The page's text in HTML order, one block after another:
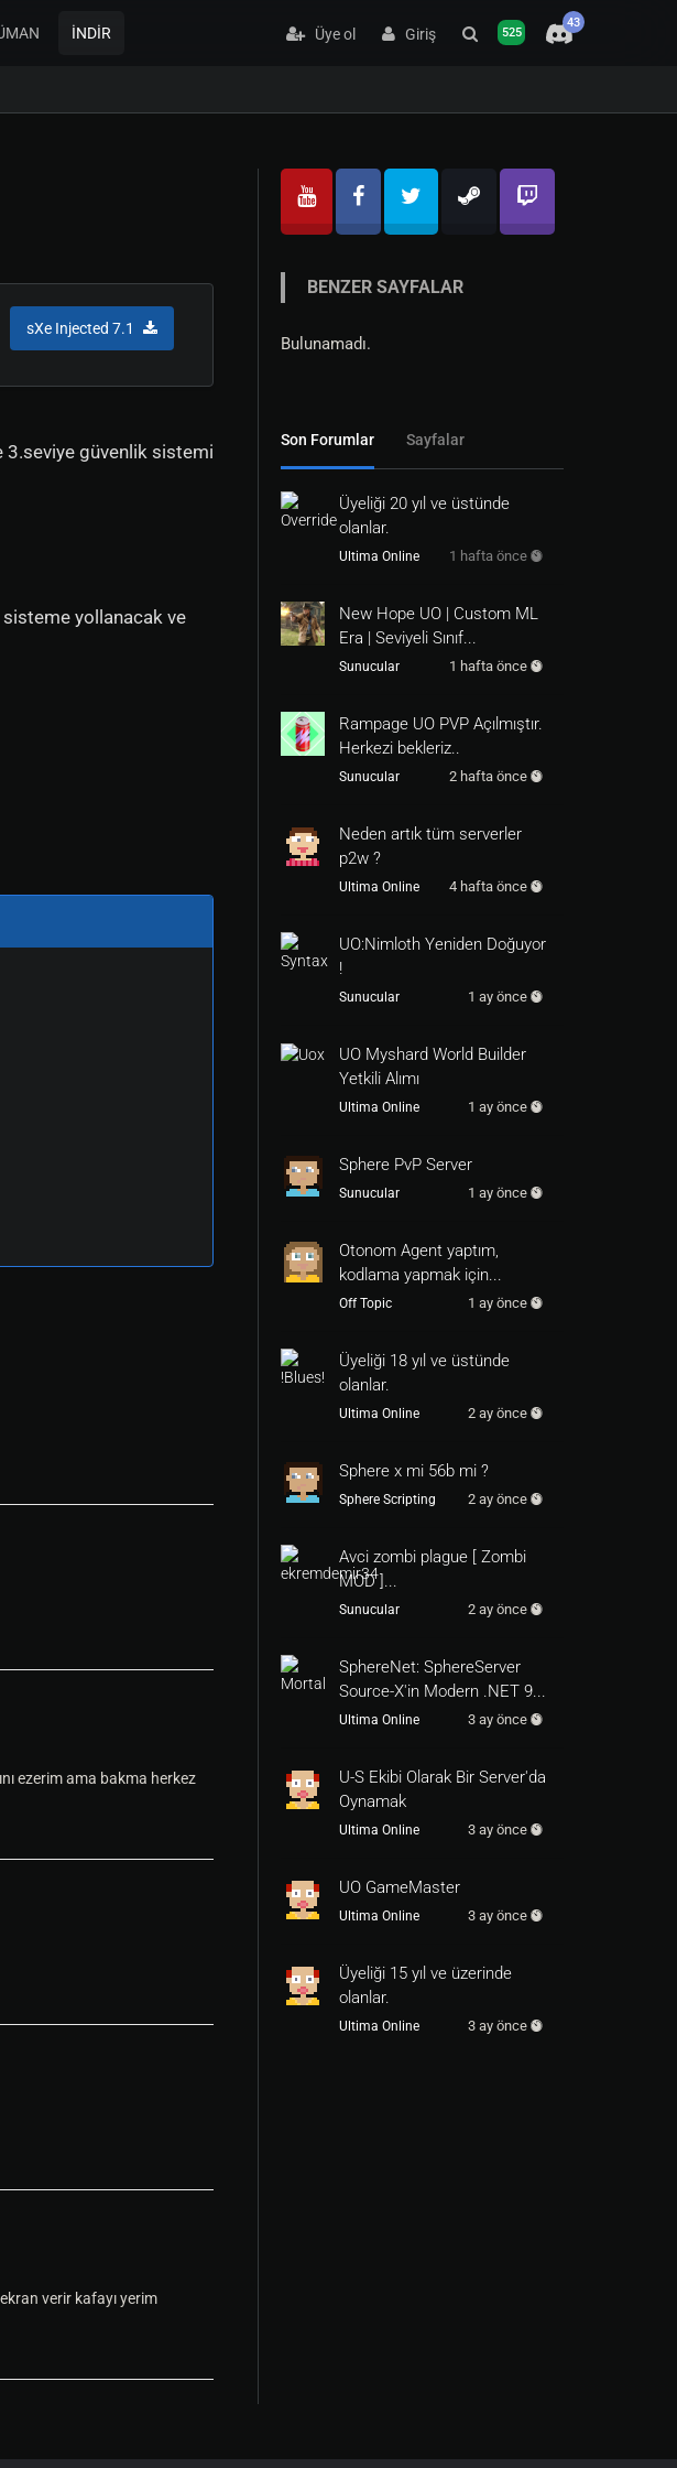
İNDİR Üye ol Giriş 525
43
sXe Injected 7.1
güvenlik sistemi
sisteme yollanacak ve
ezerim ama bakma herkez
verir kafayı yerim
BENZER SAYFALAR
Bulunamadı.
Son Forumlar Sayfalar
Üyeliği 20 yıl ve üstünde
olanlar.
Ultima Online 1 hafta önce
New Hope UO | Custom ML
Era | Seviyeli Sınıf...
Sunucular 1 hafta önce
Rampage UO PVP Açılmıştır.
Herkezi bekleriz..
Sunucular 2 hafta önce
Neden artık tüm serverler
p2w ?
Ultima Online 4 hafta önce
UO:Nimloth Yeniden Doğuyor
!
Sunucular 1 ay önce
UO Myshard World Builder
Yetkili Alımı
Ultima Online 1 ay önce
Sphere PvP Server
Sunucular 1 ay önce
Otonom Agent yaptım,
kodlama yapmak için...
Off Topic 1 ay önce
Üyeliği 18 yıl ve üstünde
olanlar.
Ultima Online 2 ay önce
Sphere x mi 56b mi ?
Sphere Scripting 2 ay önce
Avci zombi plague [ Zombi
MOD ]...
Sunucular 2 ay önce
SphereNet: SphereServer
Source-X'in Modern .NET 9...
Ultima Online 3 ay önce
U-S Ekibi Olarak Bir Server'da
Oynamak
Ultima Online 3 ay önce
UO GameMaster
Ultima Online 3 ay önce
Üyeliği 15 yıl ve üzerinde
olanlar.
Ultima Online 3 ay önce